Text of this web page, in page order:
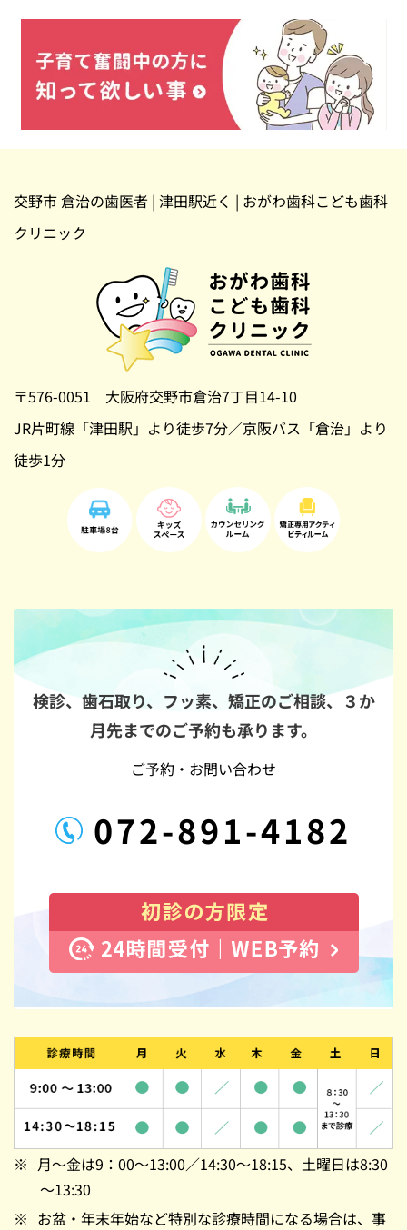
交野市 倉治の歯医者 | 津田駅近く | おがわ歯科こども歯科
クリニック
〒576-0051 大阪府交野市倉治7丁目14-10
JR片町線「津田駅」より徒歩7分／京阪バス「倉治」より
徒歩1分
検診、歯石取り、フッ素、矯正のご相談、 ３か
月先までのご予約も承ります。
ご予約・お問い合わせ
072-891-4182
月～金は9：00～13:00／14:30～18:15、土曜日は8:30
～13:30
お盆・年末年始など特別な診療時間になる場合は、事